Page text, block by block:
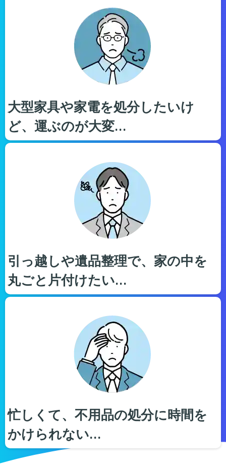
大型家具や家電を処分したいけ
ど、運ぶのが大変…
引っ越しや遺品整理で、家の中を
丸ごと片付けたい…
忙しくて、不用品の処分に時間を
かけられない…